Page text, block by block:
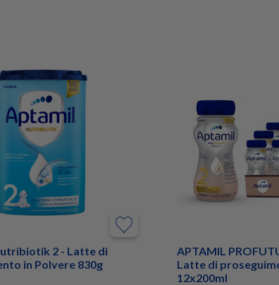
2 - Latte di
in Polvere 830g
APTAMIL
Latte di
12x200ml